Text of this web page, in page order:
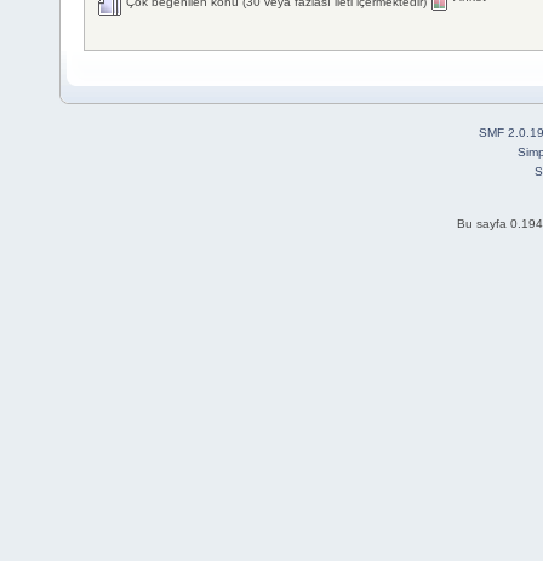
SMF 2.0.19
Bu sayfa